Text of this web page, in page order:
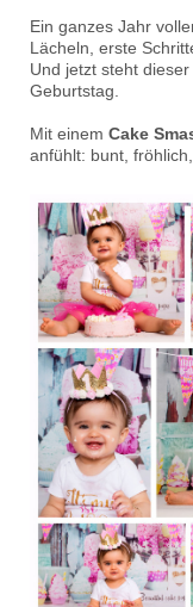
Ein ganzes Jahr
Lächeln, erste
Und jetzt steht
Geburtstag.
Mit einem Cake
anfühlt: bunt,